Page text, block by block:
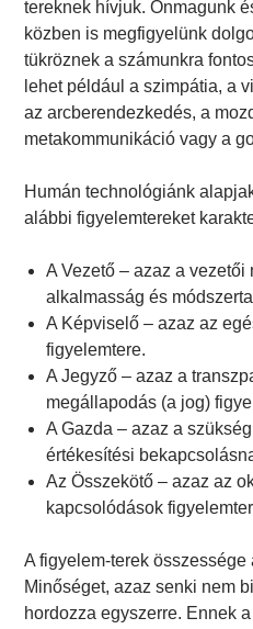
tereknek hívjuk. Önmagunk
közben is megfigyelünk
tükröznek a számunkra
lehet például a szimpátia, a
az arcberendezkedés, a
metakommunikáció vagy a
Humán technológiánk
alábbi figyelemtereket
A Vezető – azaz a vezetői
alkalmasság és
A Képviselő – azaz az
figyelemtere.
A Jegyző – azaz a
megállapodás (a jog)
A Gazda – azaz a
értékesítési
Az Összekötő – azaz az
kapcsolódások
A figyelem-terek
Minőséget, azaz senki nem
hordozza egyszerre. Ennek